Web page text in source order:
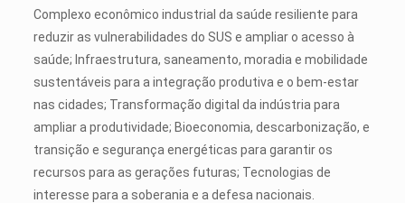
Complexo econômico industrial da saúde resiliente para
reduzir as vulnerabilidades do SUS e ampliar o acesso à
saúde; Infraestrutura, saneamento, moradia e mobilidade
sustentáveis para a integração produtiva e o bem-estar
nas cidades; Transformação digital da indústria para
ampliar a produtividade; Bioeconomia, descarbonização, e
transição e segurança energéticas para garantir os
recursos para as gerações futuras; Tecnologias de
interesse para a soberania e a defesa nacionais.